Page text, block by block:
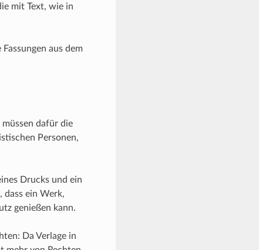
mit Text, wie in
aus dem
dafür die
Personen,
Drucks und ein
dass ein Werk,
genießen kann.
Da Verlage in